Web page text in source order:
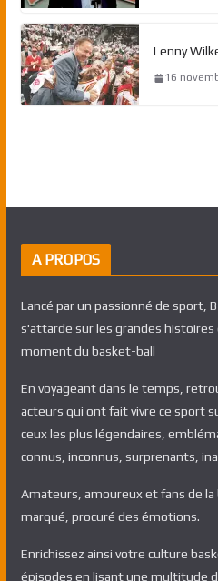
Lenny
16
A PROPOS
Lancé par un passionné de sport,
s'attarde sur les grandes
moment du basket-ball
En voyageant dans le temps,
acteurs qui ont fait vivre ce sport
ceux les plus légendaires,
connus, inconnus, surprenants,
Amateurs, amoureux et fans de la
marqué, procuré des émotions.
Enrichissez ainsi votre culture
épisodes en lisant une multitude